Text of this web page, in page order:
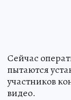
Сейчас
пытаются
участников
видео.